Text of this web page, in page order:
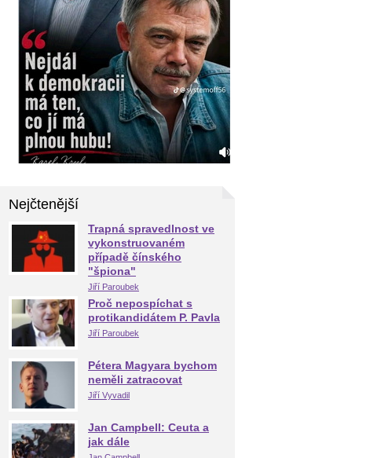
Nejčtenější
Trapná spravedlnost ve
vykonstruovaném
případě čínského
"špiona"
Jiří Paroubek
Proč nepospíchat s
protikandidátem P. Pavla
Jiří Paroubek
Pétera Magyara bychom
neměli zatracovat
Jiří Vyvadil
Jan Campbell: Ceuta a
jak dále